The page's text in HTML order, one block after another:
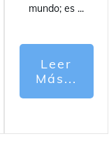
mundo; es ...
Leer
Más...